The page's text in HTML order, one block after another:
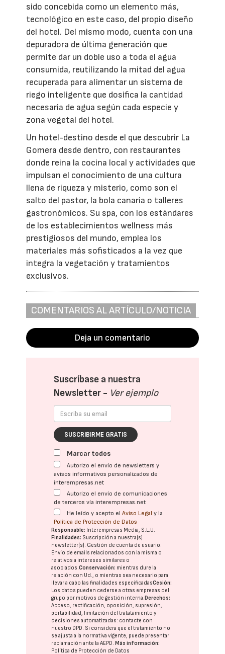
sido concebida como un elemento más,
tecnológico en este caso, del propio diseño
del hotel. Del mismo modo, cuenta con una
depuradora de última generación que
permite dar un doble uso a toda el agua
consumida, reutilizando la mitad del agua
recuperada para alimentar un sistema de
riego inteligente que dosifica la cantidad
necesaria de agua según cada especie y
zona vegetal del hotel.
Un hotel-destino desde el que descubrir La
Gomera desde dentro, con restaurantes
donde reina la cocina local y actividades que
impulsan el conocimiento de una cultura
llena de riqueza y misterio, como son el
salto del pastor, la bola canaria o talleres
gastronómicos. Su spa, con los estándares
de los establecimientos wellness más
prestigiosos del mundo, emplea los
materiales más sofisticados a la vez que
integra la vegetación y tratamientos
exclusivos.
COMENTARIOS AL ARTÍCULO/NOTICIA
Deja un comentario
Suscríbase a nuestra
Newsletter - Ver ejemplo
SUSCRIBIRME GRATIS
Marcar todos
Autorizo el envío de newsletters y
avisos informativos personalizados de
interempresas.net
Autorizo el envío de comunicaciones
de terceros vía interempresas.net
He leído y acepto elAviso Legal y la
Política de Protección de Datos
Responsable: Interempresas Media, S.L.U.
Finalidades: Suscripción a nuestra(s)
newsletter(s). Gestión de cuenta de usuario.
Envío de emails relacionados con la misma o
relativos a intereses similares o
asociados.Conservación: mientras dure la
relación con Ud., o mientras sea necesario para
llevar a cabo las finalidades especificadasCesión:
Los datos pueden cederse a otras empresas del
grupo por motivos de gestión interna. Derechos:
Acceso, rectificación, oposición, supresión,
portabilidad, limitación del tratatamiento y
decisiones automatizadas: contacte con
nuestro DPD. Si considera que el tratamiento no
se ajusta a la normativa vigente, puede presentar
reclamación ante laAEPD. Más información:
Política de Protección de Datos